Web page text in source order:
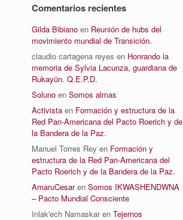
Comentarios recientes
Gilda Bibiano en Reunión de hubs del
movimiento mundial de Transición.
claudio cartagena reyes en Honrando la
memoria de Sylvia Lacunza, guardiana de
Rukayün. Q.E.P.D.
Soluno enSomos almas
Activista en Formación y estructura de la
Red Pan-Americana del Pacto Roerich y de
la Bandera de la Paz.
Manuel Torres Rey en Formación y
estructura de la Red Pan-Americana del
Pacto Roerich y de la Bandera de la Paz.
AmaruCesarenSomos IKWASHENDWNA
– Pacto Mundial Consciente
Inlak'ech NamaskarenTejernos